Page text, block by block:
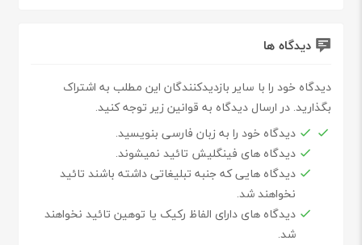
دیدگاه ها
دیدگاه خود را با سایر بازدیدکنندگان این مطلب به اشتراک
بگذارید. در ارسال دیدگاه به قوانین زیر توجه کنید.
دیدگاه خود را به زبان فارسی بنویسید.
دیدگاه های فینگلیش تائید نمیشوند.
دیدگاه هایی که جنبه تبلیغاتی داشته باشند تائید
نخواهند شد.
دیدگاه های دارای الفاظ رکیک یا توهین تائید نخواهند
شد.